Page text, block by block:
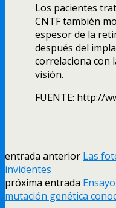
Los pacientes
CNTF también
espesor de la
después del
correlaciona con
visión.
FUENTE: http://
entrada anterior Las
invidentes
próxima entrada
mutación genética